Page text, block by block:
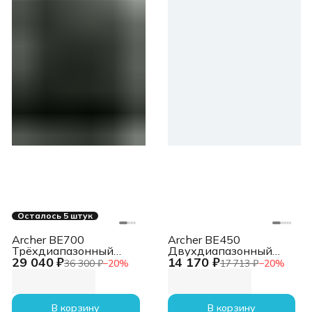
Осталось 5 штук
29 040 ₽36 300 ₽−20%
Archer BE700
Трёхдиапазонный
роутер Wi-Fi 7
В корзину
14 170 ₽17 713 ₽−20%
Archer BE450
Двухдиапазонный
роутер Wi-Fi 7 BE7200
В корзину